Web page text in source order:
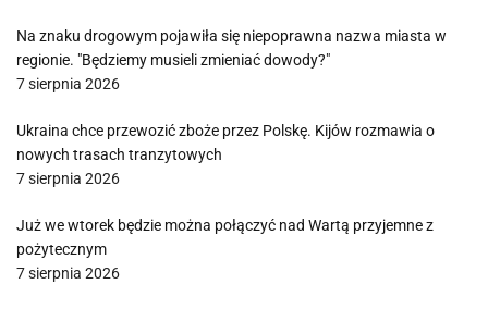
Na znaku drogowym pojawiła się niepoprawna nazwa miasta w
regionie. "Będziemy musieli zmieniać dowody?"
7 sierpnia 2026
Ukraina chce przewozić zboże przez Polskę. Kijów rozmawia o
nowych trasach tranzytowych
7 sierpnia 2026
Już we wtorek będzie można połączyć nad Wartą przyjemne z
pożytecznym
7 sierpnia 2026